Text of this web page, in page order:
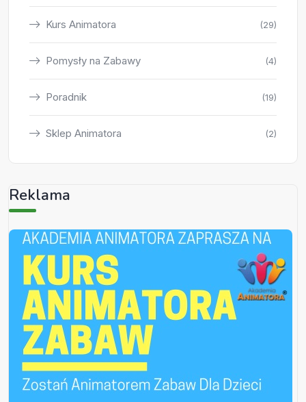
Kurs Animatora (29)
Pomysły na Zabawy (4)
Poradnik (19)
Sklep Animatora (2)
Reklama